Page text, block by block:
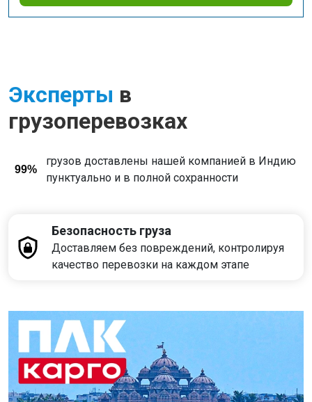
Эксперты в
грузоперевозках
99%
грузов доставлены нашей компанией в Индию
пунктуально и в полной сохранности
Безопасность груза
Доставляем без повреждений, контролируя
качество перевозки на каждом этапе